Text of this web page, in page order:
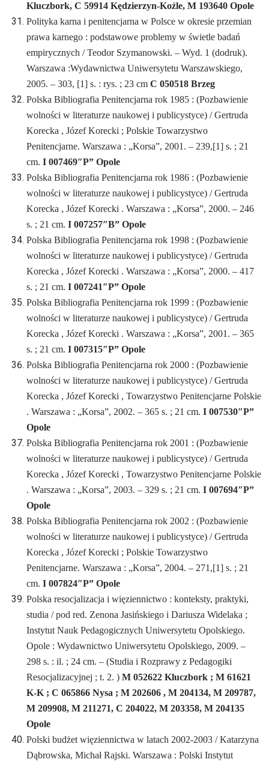
Kluczbork, C 59914 Kędzierzyn-Koźle, M 193640 Opole
Polityka karna i penitencjarna w Polsce w okresie przemian
prawa karnego : podstawowe problemy w świetle badań
empirycznych / Teodor Szymanowski. – Wyd. 1 (dodruk).
Warszawa :Wydawnictwa Uniwersytetu Warszawskiego,
2005. – 303, [1] s. : rys. ; 23 cm C 050518 Brzeg
Polska Bibliografia Penitencjarna rok 1985 : (Pozbawienie
wolności w literaturze naukowej i publicystyce) / Gertruda
Korecka , Józef Korecki ; Polskie Towarzystwo
Penitencjarne. Warszawa : „Korsa”, 2001. – 239,[1] s. ; 21
cm. I 007469″P” Opole
Polska Bibliografia Penitencjarna rok 1986 : (Pozbawienie
wolności w literaturze naukowej i publicystyce) / Gertruda
Korecka , Józef Korecki . Warszawa : „Korsa”, 2000. – 246
s. ; 21 cm. I 007257″B” Opole
Polska Bibliografia Penitencjarna rok 1998 : (Pozbawienie
wolności w literaturze naukowej i publicystyce) / Gertruda
Korecka , Józef Korecki . Warszawa : „Korsa”, 2000. – 417
s. ; 21 cm. I 007241″P” Opole
Polska Bibliografia Penitencjarna rok 1999 : (Pozbawienie
wolności w literaturze naukowej i publicystyce) / Gertruda
Korecka , Józef Korecki . Warszawa : „Korsa”, 2001. – 365
s. ; 21 cm. I 007315″P” Opole
Polska Bibliografia Penitencjarna rok 2000 : (Pozbawienie
wolności w literaturze naukowej i publicystyce) / Gertruda
Korecka , Józef Korecki , Towarzystwo Penitencjarne Polskie
. Warszawa : „Korsa”, 2002. – 365 s. ; 21 cm. I 007530″P”
Opole
Polska Bibliografia Penitencjarna rok 2001 : (Pozbawienie
wolności w literaturze naukowej i publicystyce) / Gertruda
Korecka , Józef Korecki , Towarzystwo Penitencjarne Polskie
. Warszawa : „Korsa”, 2003. – 329 s. ; 21 cm. I 007694″P”
Opole
Polska Bibliografia Penitencjarna rok 2002 : (Pozbawienie
wolności w literaturze naukowej i publicystyce) / Gertruda
Korecka , Józef Korecki ; Polskie Towarzystwo
Penitencjarne. Warszawa : „Korsa”, 2004. – 271,[1] s. ; 21
cm. I 007824″P” Opole
Polska resocjalizacja i więziennictwo : konteksty, praktyki,
studia / pod red. Zenona Jasińskiego i Dariusza Widelaka ;
Instytut Nauk Pedagogicznych Uniwersytetu Opolskiego.
Opole : Wydawnictwo Uniwersytetu Opolskiego, 2009. –
298 s. : il. ; 24 cm. – (Studia i Rozprawy z Pedagogiki
Resocjalizacyjnej ; t. 2. ) M 052622 Kluczbork ; M 61621
K-K ; C 065866 Nysa ; M 202606 , M 204134, M 209787,
M 209908, M 211271, C 204022, M 203358, M 204135
Opole
Polski budżet więziennictwa w latach 2002-2003 / Katarzyna
Dąbrowska, Michał Rajski. Warszawa : Polski Instytut